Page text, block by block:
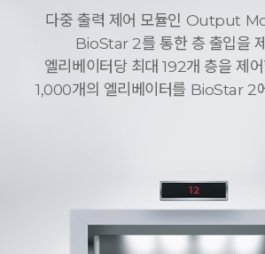
다중 출력 제어 모듈인 Output
BioStar 2를 통한 층 출입을
엘리베이터당 최대 192개 층을 제
1,000개의 엘리베이터를 BioStar 2